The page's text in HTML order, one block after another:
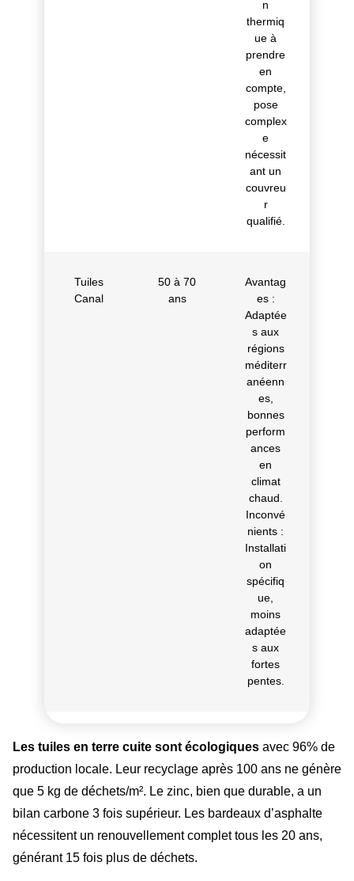
n
thermiq
ue à
prendre
en
compte,
pose
complex
e
nécessit
ant un
couvreu
r
qualifié.
Tuiles
Canal
50 à 70
ans
Avantag
es :
Adaptée
s aux
régions
méditerr
anéenn
es,
bonnes
perform
ances
en
climat
chaud.
Inconvé
nients :
Installati
on
spécifiq
ue,
moins
adaptée
s aux
fortes
pentes.
Les tuiles en terre cuite sont écologiques avec 96% de
production locale. Leur recyclage après 100 ans ne génère
que 5 kg de déchets/m². Le zinc, bien que durable, a un
bilan carbone 3 fois supérieur. Les bardeaux d’asphalte
nécessitent un renouvellement complet tous les 20 ans,
générant 15 fois plus de déchets.